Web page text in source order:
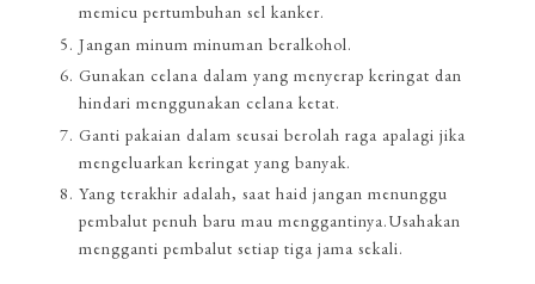
memicu pertumbuhan sel kanker.
Jangan minum minuman beralkohol.
Gunakan celana dalam yang menyerap keringat dan
hindari menggunakan celana ketat.
Ganti pakaian dalam seusai berolah raga apalagi jika
mengeluarkan keringat yang banyak.
Yang terakhir adalah, saat haid jangan menunggu
pembalut penuh baru mau menggantinya.Usahakan
mengganti pembalut setiap tiga jama sekali.